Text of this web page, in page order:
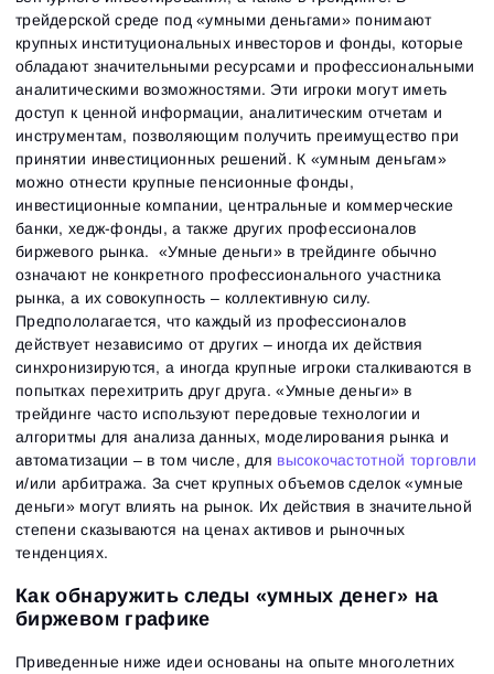
трейдерской среде под «‎умными деньгами» понимают
крупных институциональных инвесторов и фонды, которые
обладают значительными ресурсами и профессиональными
аналитическими возможностями. Эти игроки могут иметь
доступ к ценной информации, аналитическим отчетам и
инструментам, позволяющим получить преимущество при
принятии инвестиционных решений. К «‎умным деньгам»
можно отнести крупные пенсионные фонды,
инвестиционные компании, центральные и коммерческие
банки, хедж-фонды, а также других профессионалов
биржевого рынка. «‎Умные деньги» в трейдинге обычно
означают не конкретного профессионального участника
рынка, а их совокупность – коллективную силу.
Предпололагается, что каждый из профессионалов
действует независимо от других – иногда их действия
синхронизируются, а иногда крупные игроки сталкиваются в
попытках перехитрить друг друга. «Умные деньги» в
трейдинге часто используют передовые технологии и
алгоритмы для анализа данных, моделирования рынка и
автоматизации – в том числе, для высокочастотной торговли
и/или арбитража. За счет крупных объемов сделок «‎умные
деньги» могут влиять на рынок. Их действия в значительной
степени сказываются на ценах активов и рыночных
тенденциях.
Как обнаружить следы «‎умных денег» на
биржевом графике
Приведенные ниже идеи основаны на опыте многолетних